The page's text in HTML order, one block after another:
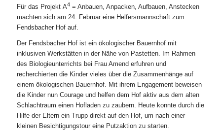
Für das Projekt A4= Anbauen, Anpacken, Aufbauen, Anstecken
machten sich am 24. Februar eine Helfersmannschaft zum
Fendsbacher Hof auf.
Der Fendsbacher Hof ist ein ökologischer Bauernhof mit
inklusiven Werkstätten in der Nähe von Pastetten. Im Rahmen
des Biologieunterrichts bei Frau Amend erfuhren und
recherchierten die Kinder vieles über die Zusammenhänge auf
einem ökologischen Bauernhof. Mit ihrem Engagement beweisen
die Kinder nun Courage und helfen dem Hof aktiv aus dem alten
Schlachtraum einen Hofladen zu zaubern. Heute konnte durch die
Hilfe der Eltern ein Trupp direkt auf den Hof, um nach einer
kleinen Besichtigungstour eine Putzaktion zu starten.